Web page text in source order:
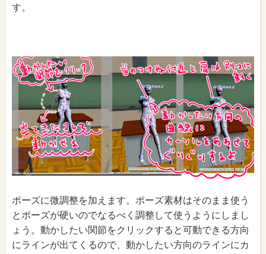
す。
ポーズに微調整を加えます。ポーズ素材はそのまま使う
とポーズが硬いのでなるべく調整して使うようにしまし
ょう。動かしたい関節をクリックすると可動できる方向
にラインが出てくるので、動かしたい方向のラインにカ